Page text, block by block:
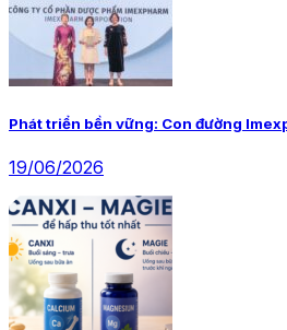
Phát triển bền vững: Con đường
19/06/2026